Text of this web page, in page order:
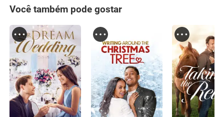
Você também pode gostar